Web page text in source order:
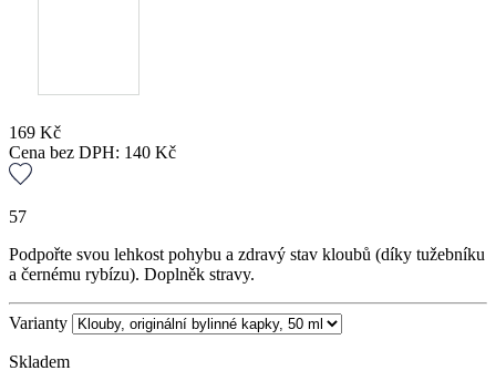
169 Kč
Cena bez DPH: 140 Kč
57
Podpořte svou lehkost pohybu a zdravý stav kloubů (díky tužebníku
a černému rybízu). Doplněk stravy.
Varianty
Skladem